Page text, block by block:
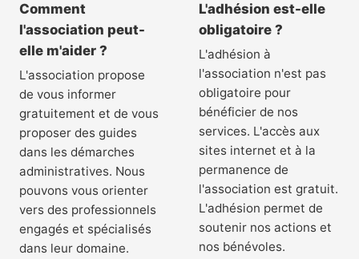
Comment
l'association peut-
elle m'aider ?
L'association propose
de vous informer
gratuitement et de vous
proposer des guides
dans les démarches
administratives. Nous
pouvons vous orienter
vers des professionnels
engagés et spécialisés
dans leur domaine.
L'adhésion est-elle
obligatoire ?
L'adhésion à
l'association n'est pas
obligatoire pour
bénéficier de nos
services. L'accès aux
sites internet et à la
permanence de
l'association est gratuit.
L'adhésion permet de
soutenir nos actions et
nos bénévoles.